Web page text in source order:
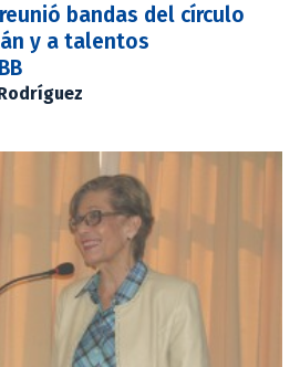
bandas del círculo
y a talentos